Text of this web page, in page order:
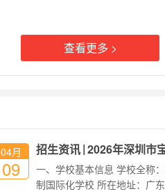
查看更多 >
04月
09
招生资讯|2026年深圳市
线）
一、学校基本信息 学校全称
制国际化学校 所在地址：广